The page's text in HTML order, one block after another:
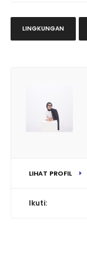
LINGKUNGAN
LIHAT PROFIL
Ikuti: